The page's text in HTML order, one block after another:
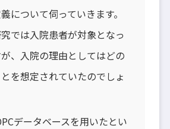
について伺っていきます。
では入院患者が対象となっ
、入院の理由としてはどの
を想定されていたのでしょ
データベースを用いたとい